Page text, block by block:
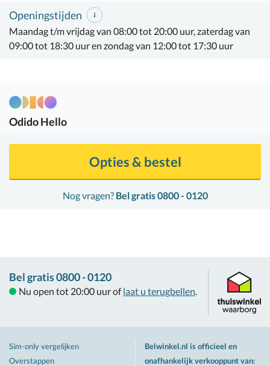
Openingstijden
Maandag t/m vrijdag van 08:00 tot 20:00 uur, zaterdag van
09:00 tot 18:30 uur en zondag van 12:00 tot 17:30 uur
OdidoHello
Nog vragen? Bel gratis 0800 - 0120
Opties & bestel
Bel gratis 0800 - 0120
Nu open tot 20:00 uur of laat u terugbellen.
Sim-only vergelijken
Overstappen
Belwinkel.nl is officieel en
onafhankelijk verkooppunt van: